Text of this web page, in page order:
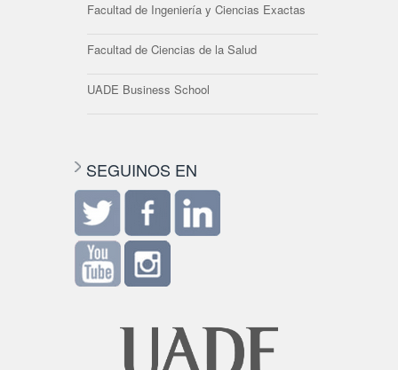
Facultad de Ingeniería y Ciencias Exactas
Facultad de Ciencias de la Salud
UADE Business School
SEGUINOS EN